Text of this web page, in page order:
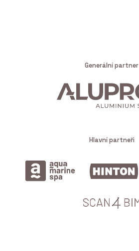
Generální partner
Hlavní partneři